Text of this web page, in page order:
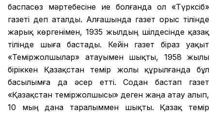
баспасөз мәртебесіне ие болғанда ол «Түрксіб»
газеті деп аталды. Алғашында газет орыс тілінде
жарық көргенімен, 1935 жылдың шілдесінде қазақ
тілінде шыға бастады. Кейін газет біраз уақыт
«Теміржолшылар» атауымен шықты, 1958 жылы
біріккен Қазақстан темір жолы құрылғанда бұл
басылымға да әсер етті. Содан бастап газет
«Қазақстан теміржолшысы» деген жаңа атау алып,
10 мың дана таралыммен шықты. Қазақ темір